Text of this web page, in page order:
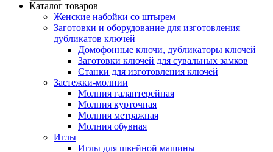
Каталог товаров
Женские набойки со штырем
Заготовки и оборудование для изготовления
дубликатов ключей
Домофонные ключи, дубликаторы ключей
Заготовки ключей для сувальных замков
Станки для изготовления ключей
Застежки-молнии
Молния галантерейная
Молния курточная
Молния метражная
Молния обувная
Иглы
Иглы для швейной машины